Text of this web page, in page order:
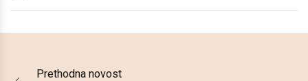
Prethodna novost